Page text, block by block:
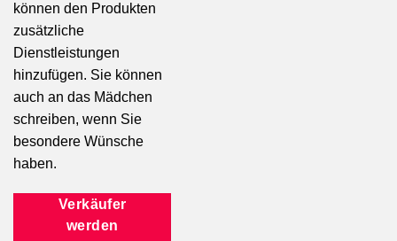
können den Produkten
zusätzliche
Dienstleistungen
hinzufügen. Sie können
auch an das Mädchen
schreiben, wenn Sie
besondere Wünsche
haben.
Verkäufer
werden